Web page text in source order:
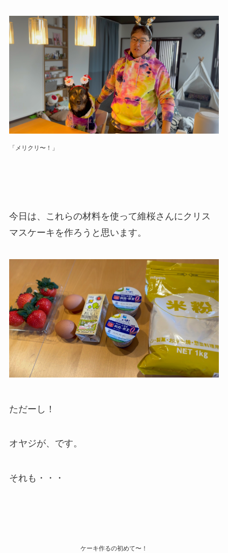
「メリクリ〜！」
今日は、これらの材料を使って維桜さんにクリス
マスケーキを作ろうと思います。
ただーし！
オヤジが、です。
それも・・・
ケーキ作るの初めて〜！